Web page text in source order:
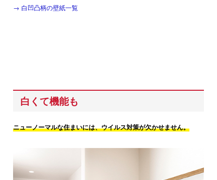
→ 白凹凸柄の壁紙一覧
白くて機能も
ニューノーマルな住まいには、ウイルス対策が欠かせません。